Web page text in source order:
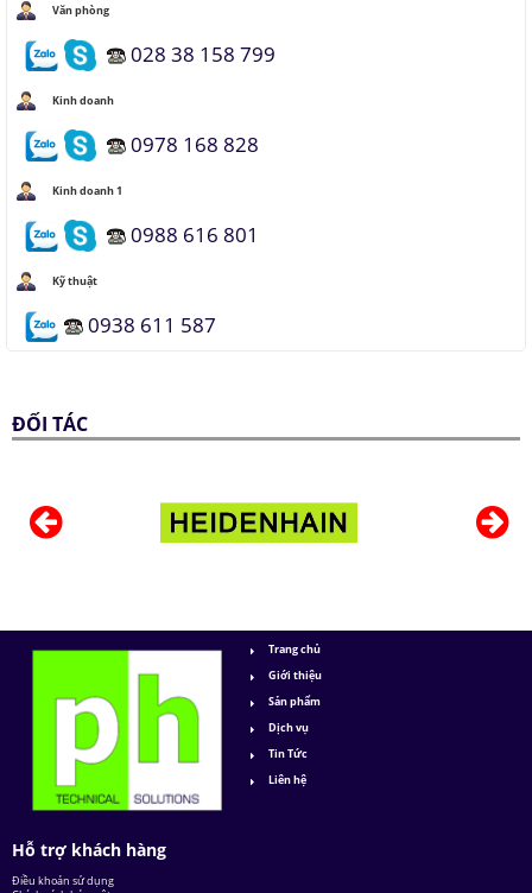
Văn phòng
028 38 158 799
Kinh doanh
0978 168 828
Kinh doanh 1
0988 616 801
Kỹ thuật
0938 611 587
ĐỐI TÁC
Trang chủ
Giới thiệu
Sản phẩm
Dịch vụ
Tin Tức
Liên hệ
Hỗ trợ khách hàng
Điều khoản sử dụng